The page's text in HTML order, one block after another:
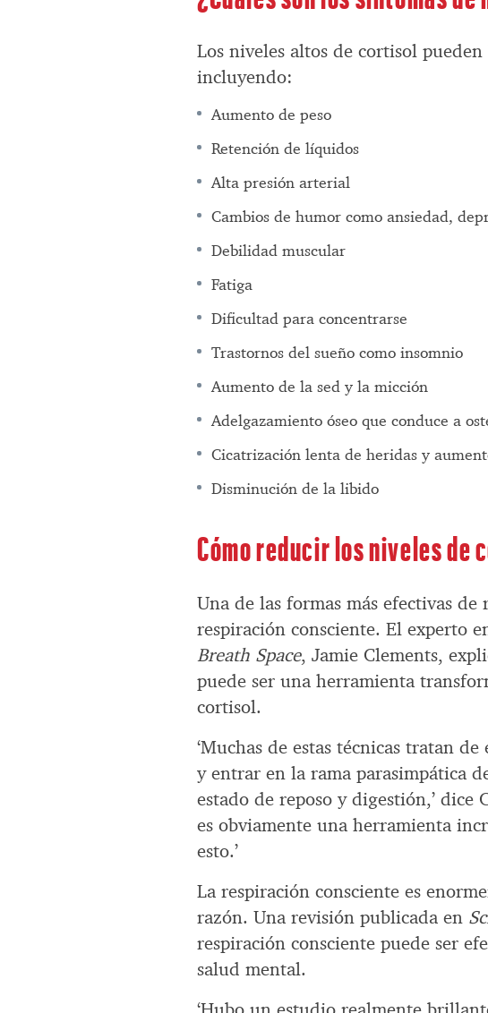
Los niveles altos de cortisol
incluyendo:
Aumento de peso
Retención de líquidos
Alta presión arterial
Cambios de humor como ansiedad,
Debilidad muscular
Fatiga
Dificultad para concentrarse
Trastornos del sueño como insomnio
Aumento de la sed y la micción
Adelgazamiento óseo que conduce a
Cicatrización lenta de heridas y
Disminución de la libido
Cómo reducir los niveles de
Una de las formas más efectivas
respiración consciente. El experto
Breath Space, Jamie Clements,
puede ser una herramienta
cortisol.
‘Muchas de estas técnicas tratan
y entrar en la rama parasimpática
estado de reposo y digestión,’ dice
es obviamente una herramienta
esto.’
La respiración consciente es
razón. Una revisión publicada en
respiración consciente puede ser
salud mental.